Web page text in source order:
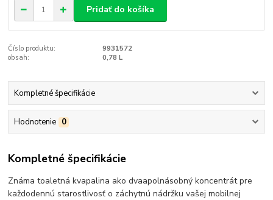
Pridať do košíka
Číslo produktu:
9931572
obsah:
0,78 L
Kompletné špecifikácie
Hodnotenie 0
Kompletné špecifikácie
Známa toaletná kvapalina ako dvaapolnásobný koncentrát pre
každodennú starostlivosť o záchytnú nádržku vašej mobilnej